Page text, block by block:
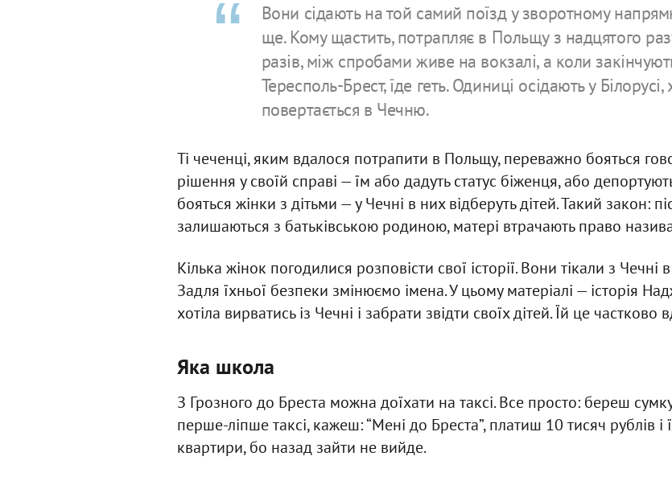
Вони сідають на той самий поїзд у зворотному
ще. Кому щастить, потрапляє в Польщу з надцятого
разів, між спробами живе на вокзалі, а коли
Тересполь-Брест, їде геть. Одиниці осідають у Білорусі,
повертається в Чечню.
Ті чеченці, яким вдалося потрапити в Польщу, переважно бояться
рішення у своїй справі — їм або дадуть статус біженця, або
бояться жінки з дітьми — у Чечні в них відберуть дітей. Такий закон:
залишаються з батьківською родиною, матері втрачають право
Кілька жінок погодилися розповісти свої історії. Вони тікали з Чечні
Задля їхньої безпеки змінюємо імена. У цьому матеріалі — історія
хотіла вирватись із Чечні і забрати звідти своїх дітей. Їй це частково
Яка школа
З Грозного до Бреста можна доїхати на таксі. Все просто: береш
перше-ліпше таксі, кажеш: “Мені до Бреста”, платиш 10 тисяч рублів
квартири, бо назад зайти не вийде.